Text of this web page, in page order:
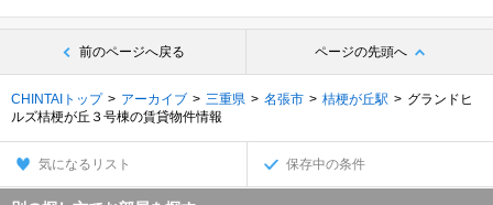
前のページへ戻る ページの先頭へ
CHINTAIトップ アーカイブ 三重県 名張市 桔梗が丘駅
グランドヒ
ルズ桔梗が丘３号棟の賃貸物件情報
気になるリスト 保存中の条件